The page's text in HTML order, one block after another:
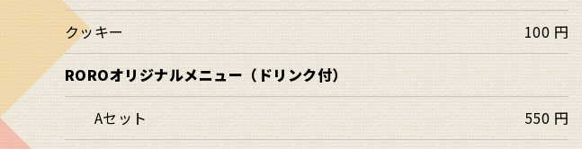
クッキー
100 円
ROROオリジナルメニュー（ドリンク付）
Aセット
550 円